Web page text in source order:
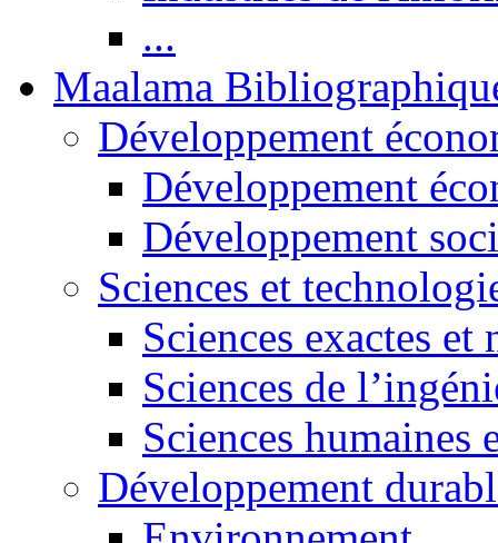
...
Maalama
Développement
Développement
Développement
Sciences et
Sciences exactes et
Sciences de
Sciences humaines
Développement